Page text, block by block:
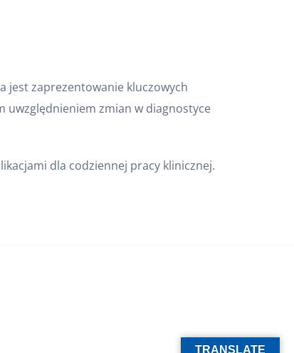
jest zaprezentowanie kluczowych
uwzględnieniem zmian w diagnostyce
dla codziennej pracy klinicznej.
TRANSLATE